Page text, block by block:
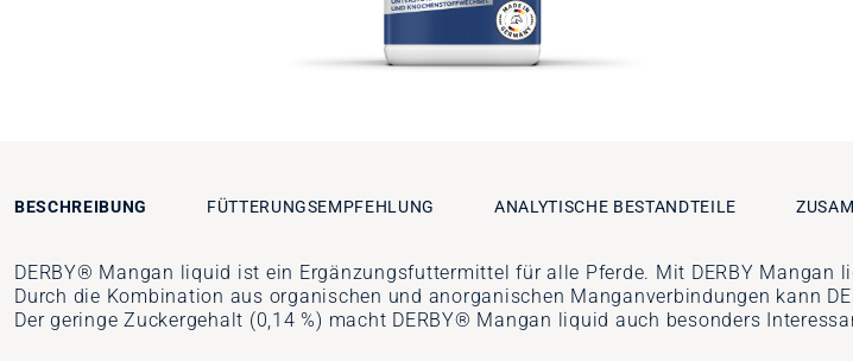
BESCHREIBUNG FÜTTERUNGSEMPFEHLUNG ANALYTISCHE BESTANDTEILE
DERBY® Mangan liquid ist ein Ergänzungsfuttermittel für alle Pferde. Mit DERBY Mangan
Durch die Kombination aus organischen und anorganischen Manganverbindungen kann
Der geringe Zuckergehalt (0,14 %) macht DERBY® Mangan liquid auch besonders